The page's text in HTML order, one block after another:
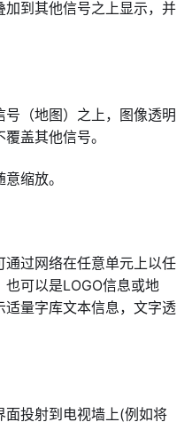
到其他信号之上显示，并
（地图）之上，图像透明
盖其他信号。
缩放。
过网络在任意单元上以任
可以是LOGO信息或地
量字库文本信息，文字透
投射到电视墙上(例如将